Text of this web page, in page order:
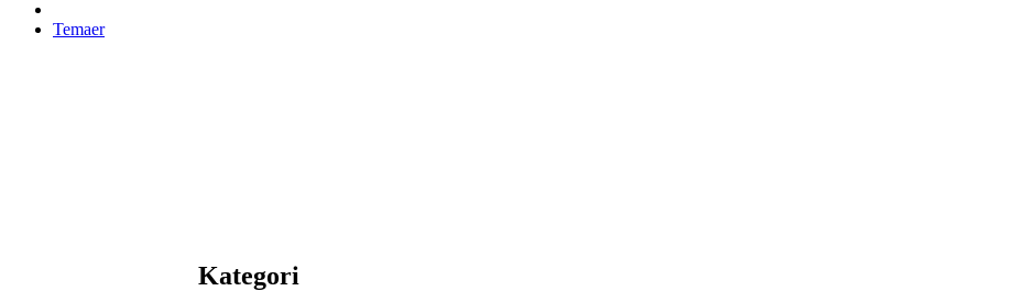
Temaer
Kategori